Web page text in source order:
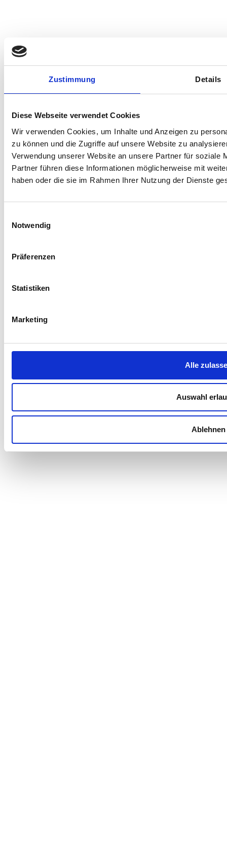
Zustimmung Details
Diese Webseite verwendet Cookies
Wir verwenden Cookies, um Inhalte und Anzeigen zu
zu können und die Zugriffe auf unsere Website zu
Verwendung unserer Website an unsere Partner für soziale
Partner führen diese Informationen möglicherweise mit
haben oder die sie im Rahmen Ihrer Nutzung der Dienste
Notwendig
Präferenzen
Statistiken
Marketing
Alle
Auswahl
Ablehnen